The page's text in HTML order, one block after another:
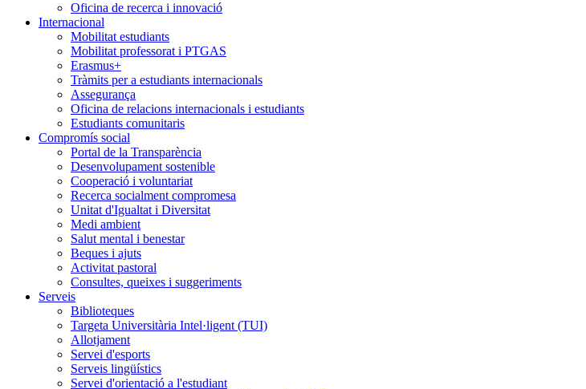
Oficina de recerca i innovació
Internacional
Mobilitat estudiants
Mobilitat professorat i PTGAS
Erasmus+
Tràmits per a estudiants internacionals
Assegurança
Oficina de relacions internacionals i estudiants
Estudiants comunitaris
Compromís social
Portal de la Transparència
Desenvolupament sostenible
Cooperació i voluntariat
Recerca socialment compromesa
Unitat d'Igualtat i Diversitat
Medi ambient
Salut mental i benestar
Beques i ajuts
Activitat pastoral
Consultes, queixes i suggeriments
Serveis
Biblioteques
Targeta Universitària Intel·ligent (TUI)
Allotjament
Servei d'esports
Serveis lingüístics
Servei d'orientació a l'estudiant